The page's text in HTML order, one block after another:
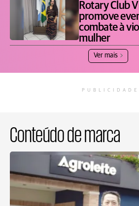
Rotary Club
promove
combate à
mulher
Ver mais
PUBLICIDADE
Conteúdo de marca